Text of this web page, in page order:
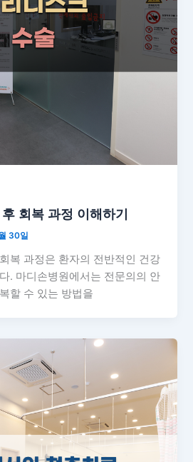
회복 과정 이해하기
30일
복 과정은 환자의 전반적인 건강
. 마디손병원에서는 전문의의 안
할 수 있는 방법을